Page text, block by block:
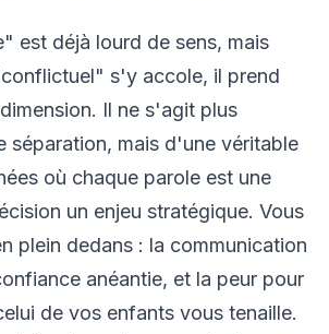
est déjà lourd de sens, mais
s'y accole, il prend
Il ne s'agit plus
séparation, mais d'une véritable
où chaque parole est une
un enjeu stratégique. Vous
plein dedans : la communication
anéantie, et la peur pour
de vos enfants vous tenaille.